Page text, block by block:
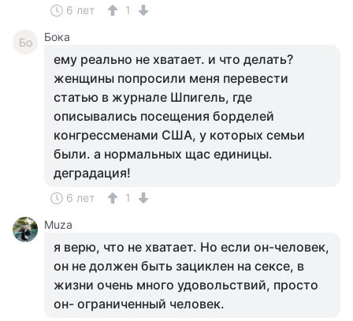
6 лет 1
Бо Бока
ему реально не хватает. и что делать?
женщины попросили меня перевести
статью в журнале Шпигель, где
описывались посещения борделей
конгрессменами США, у которых семьи
были. а нормальных щас единицы.
деградация!
6 лет
1
Muza
я верю, что не хватает. Но если он-человек,
он не должен быть зациклен на сексе, в
жизни очень много удовольствий, просто
он- ограниченный человек.